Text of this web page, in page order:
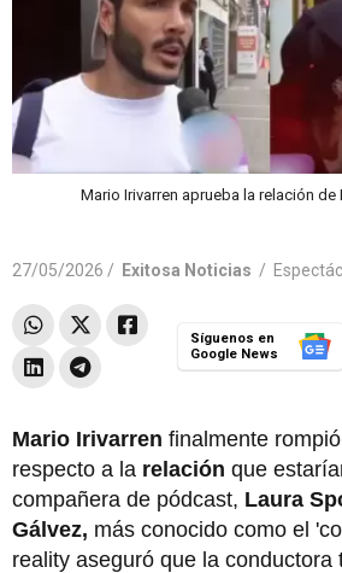
Mario Irivarren aprueba la relación
27/05/2026 / Exitosa Noticias /
Síguenos en
Google News
Mario Irivarren finalmente
respecto a la relación que
compañera de pódcast, Laura
Gálvez, más conocido como el
reality aseguró que la conductora